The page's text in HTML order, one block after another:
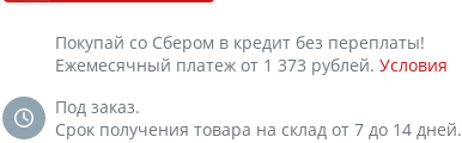
Покупай со Сбером в кредит без переплаты!
Ежемесячный платеж от 1 373 рублей. Условия
Под заказ.
Срок получения товара на склад от 7 до 14 дней.